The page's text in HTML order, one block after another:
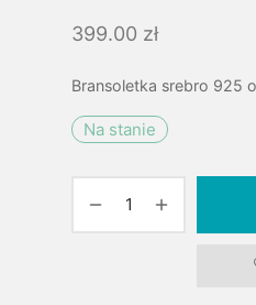
399.00 zł
Bransoletka srebro 925
Na stanie